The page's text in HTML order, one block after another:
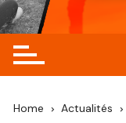
Home Actualités